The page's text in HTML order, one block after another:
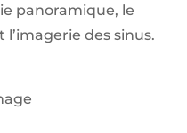
panoramique, le
l’imagerie des sinus.